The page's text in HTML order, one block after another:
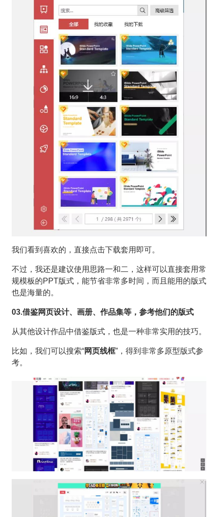
我们看到喜欢的，直接点击下载套用即可。
不过，我还是建议使用思路一和二，这样可以直接套用常
规模板的PPT版式，能节省非常多时间，而且能用的版式
也是海量的。
03.借鉴网页设计、画册、作品集等，参考他们的版式
从其他设计作品中借鉴版式，也是一种非常实用的技巧。
比如，我们可以搜索“网页线框”，得到非常多原型版式参
考。